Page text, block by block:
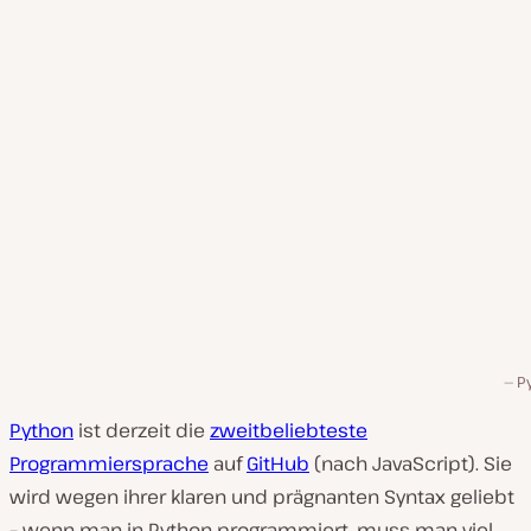
Python ist derzeit die zweitbeliebteste
Programmiersprache aufGitHub (nach JavaScript). Sie
wird wegen ihrer klaren und prägnanten Syntax geliebt